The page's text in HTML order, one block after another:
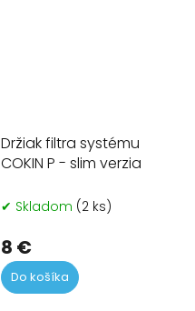
Držiak filtra systému
COKIN P - slim verzia
✔ Skladom (2 ks)
8 €
Do košíka